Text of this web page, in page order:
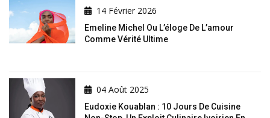
14 Février 2026
Emeline Michel Ou L’éloge De L’amour
Comme Vérité Ultime
04 Août 2025
Eudoxie Kouablan : 10 Jours De Cuisine